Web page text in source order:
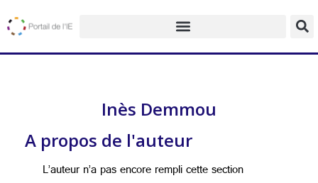
Inès Demmou
A propos de l'auteur
L’auteur n’a pas encore rempli cette section